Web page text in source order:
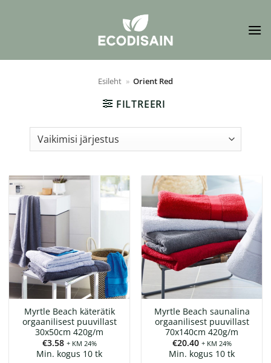
Esileht » Orient Red
FILTREERI
Myrtle Beach käterätik
orgaanilisest puuvillast
30x50cm 420g/m
€3.58 + KM 24%
Min. kogus 10 tk
Myrtle Beach saunalina
orgaanilisest puuvillast
70x140cm 420g/m
€20.40 + KM 24%
Min. kogus 10 tk